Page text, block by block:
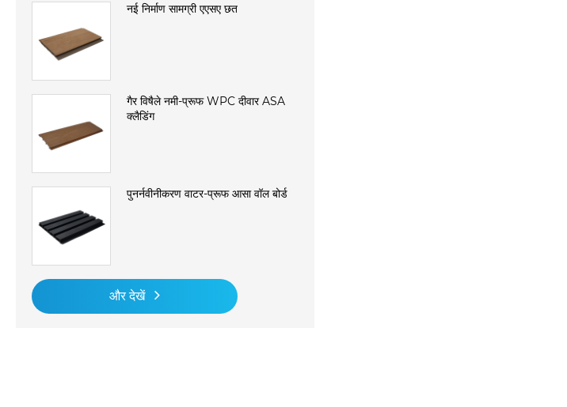
नई निर्माण सामग्री एएसए छत
गैर विषैले नमी-प्रूफ WPC दीवार ASA
क्लैडिंग
पुनर्नवीनीकरण वाटर-प्रूफ आसा वॉल बोर्ड
और देखें